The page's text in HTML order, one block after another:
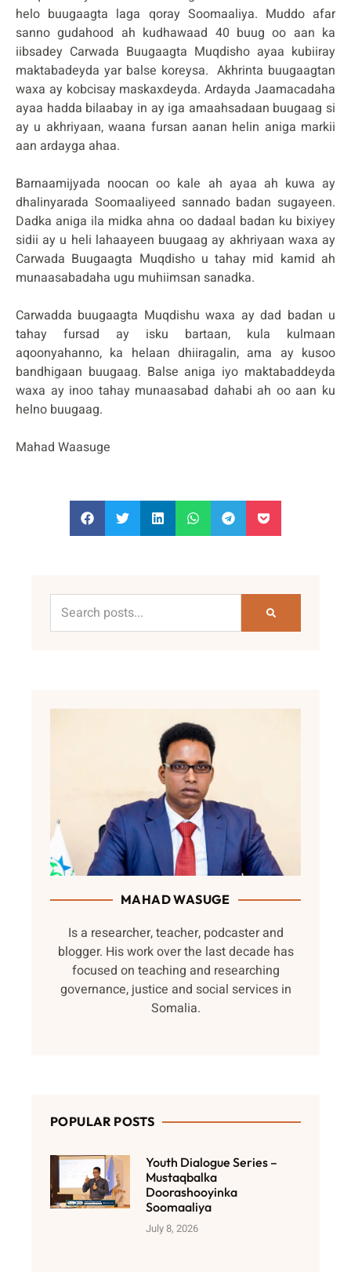
helo buugaagta laga qoray Soomaaliya. Muddo afar
sanno gudahood ah kudhawaad 40 buug oo aan ka
iibsadey Carwada Buugaagta Muqdisho ayaa kubiiray
maktabadeyda yar balse koreysa. Akhrinta buugaagtan
waxa ay kobcisay maskaxdeyda. Ardayda Jaamacadaha
ayaa hadda bilaabay in ay iga amaahsadaan buugaag si
ay u akhriyaan, waana fursan aanan helin aniga markii
aan ardayga ahaa.
Barnaamijyada noocan oo kale ah ayaa ah kuwa ay
dhalinyarada Soomaaliyeed sannado badan sugayeen.
Dadka aniga ila midka ahna oo dadaal badan ku bixiyey
sidii ay u heli lahaayeen buugaag ay akhriyaan waxa ay
Carwada Buugaagta Muqdisho u tahay mid kamid ah
munaasabadaha ugu muhiimsan sanadka.
Carwadda buugaagta Muqdishu waxa ay dad badan u
tahay fursad ay isku bartaan, kula kulmaan
aqoonyahanno, ka helaan dhiiragalin, ama ay kusoo
bandhigaan buugaag. Balse aniga iyo maktabaddeyda
waxa ay inoo tahay munaasabad dahabi ah oo aan ku
helno buugaag.
Mahad Waasuge
MAHAD WASUGE
Is a researcher, teacher, podcaster and
blogger. His work over the last decade has
focused on teaching and researching
governance, justice and social services in
Somalia.
POPULAR POSTS
Youth Dialogue Series –
Mustaqbalka
Doorashooyinka
Soomaaliya
July 8, 2026